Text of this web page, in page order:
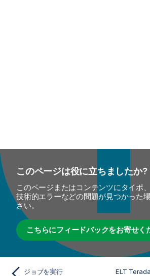
このページは役に立ちましたか?
このページまたはコンテンツにタイポ
技術的エラーなどの問題が見つかった
さい。
こちらにフィードバックをお寄せく
ジョブを実行